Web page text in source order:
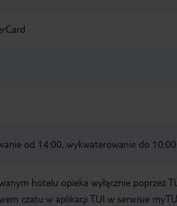
od 14:00, wykwaterowanie do 10:00
hotelu opieka wyłącznie poprzez
czatu w aplikacji TUI w serwisie